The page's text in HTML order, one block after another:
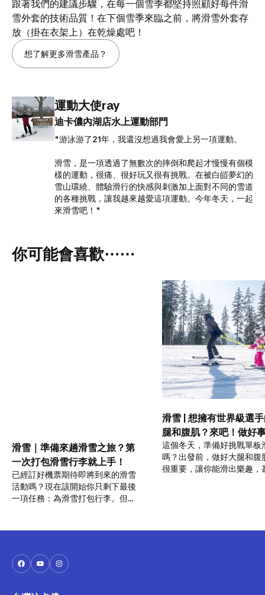
跟著我們的建議步驟，在每一個雪季都堅持照顧好每件滑
雪外套的技術品質！在下個雪季來臨之前，將滑雪外套存
放（掛在衣架上）在乾燥處吧！
想了解更多滑雪產品？
運動大使ray
迪卡儂內湖店水上運動部門
"游泳游了21年，我還沒想過我會愛上另一項運動。
滑雪，是一項透過了無數次的摔倒和爬起才慢慢有個模
樣的運動，很痛、很好玩又很有挑戰。在被白皚夢幻的
雪山環繞、體驗滑行的快感與刺激加上面對不同的雪道
的各種挑戰，讓我越來越愛這項運動。今年冬天，一起
來滑雪吧！"
你可能會喜歡⋯⋯
滑雪｜準備來趟滑雪之旅？第
一次打包滑雪行李就上手！
已經訂好機票期待即將到來的滑雪
活動嗎？現在該開始你只剩下最後
一項任務：為滑雪打包行李。但第
你應該要準備的裝備吧！
滑雪 | 想擁有世界級選
腿和腹肌？來吧！做好
備，迎接這個雪季！
這個冬天，準備好挑戰單板
嗎？出發前，做好大腿和腹
很重要，讓你能滑出樂趣，